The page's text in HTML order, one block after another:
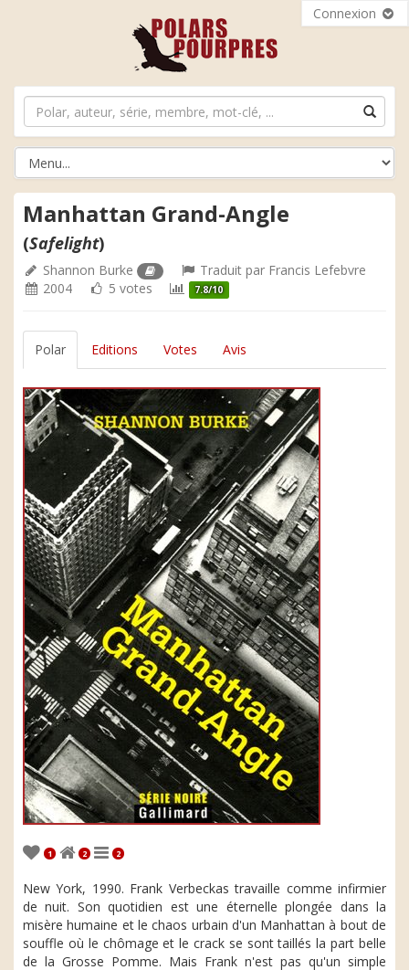
Connexion
Manhattan Grand-Angle
(Safelight)
Shannon Burke Traduit par Francis Lefebvre
2004
5 votes 7.8/10
Polar Editions Votes Avis
1 2 2
New York, 1990. Frank Verbeckas travaille comme infirmier
de nuit. Son quotidien est une éternelle plongée dans la
misère humaine et le chaos urbain d'un Manhattan à bout de
souffle où le chômage et le crack se sont taillés la part belle
de la Grosse Pomme. Mais Frank n'est pas qu'un simple